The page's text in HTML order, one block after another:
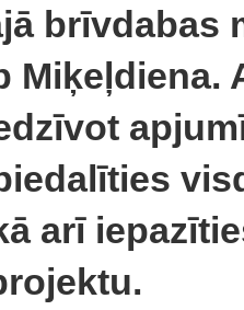
brīvdabas
Miķeļdiena.
arī